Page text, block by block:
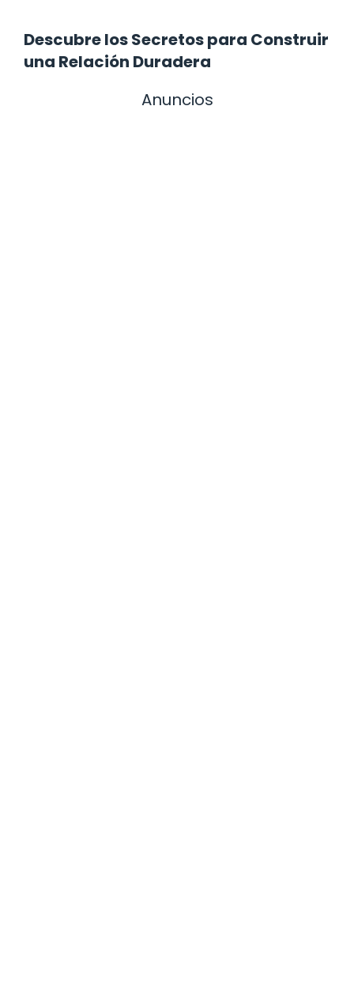
Descubre los Secretos para Construir
una Relación Duradera
Anuncios